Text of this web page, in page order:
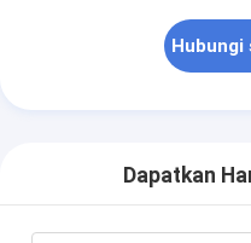
Dapatkan